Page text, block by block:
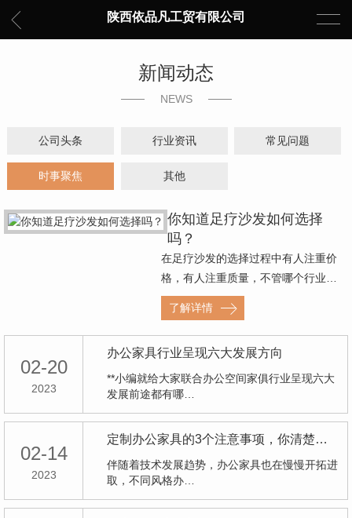
陕西依品凡工贸有限公司
新闻动态
NEWS
公司头条 行业资讯 常见问题
时事聚焦 其他
你知道足疗沙发如何选择
吗？
在足疗沙发的选择过程中有人注重价
格，有人注重质量，不管哪个行业…
了解详情
02-20
2023
办公家具行业呈现六大发展方向
**小编就给大家联合办公空间家俱行业呈现六大
发展前途都有哪…
02-14
2023
定制办公家具的3个注意事项，你清楚么？
伴随着技术发展趋势，办公家具也在慢慢开拓进
取，不同风格办…